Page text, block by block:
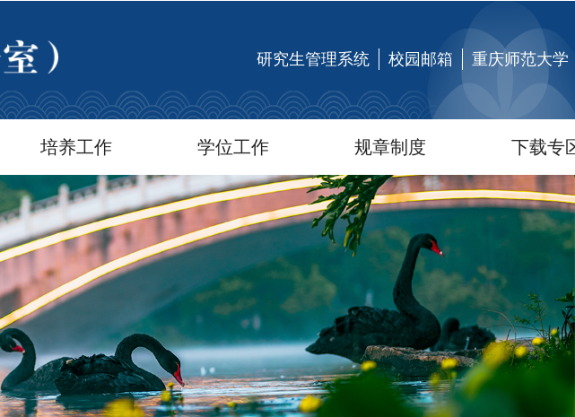
研究生管理系统 校园邮箱 重庆师范大学
培养工作 学位工作 规章制度 下载专